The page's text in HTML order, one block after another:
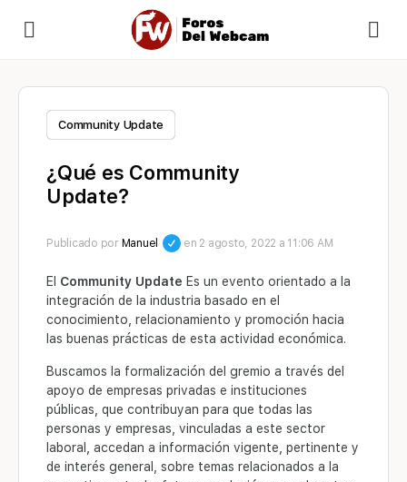
Community Update
¿Qué es Community
Update?
Publicado por Manuel en 2 agosto, 2022 a 11:06 AM
El Community Update Es un evento orientado a la
integración de la industria basado en el
conocimiento, relacionamiento y promoción hacia
las buenas prácticas de esta actividad económica.
Buscamos la formalización del gremio a través del
apoyo de empresas privadas e instituciones
públicas, que contribuyan para que todas las
personas y empresas, vinculadas a este sector
laboral, accedan a información vigente, pertinente y
de interés general, sobre temas relacionados a la